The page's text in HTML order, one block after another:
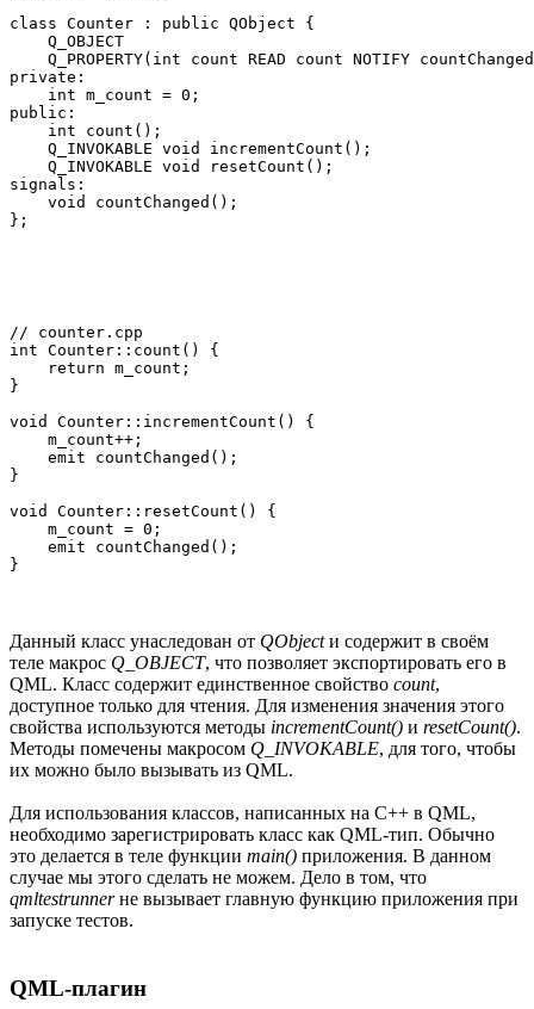
class Counter : public QObject {
    Q_OBJECT
Q_PROPERTY(int count READ count NOTIFY
private:
    int m_count = 0;
public:
    int count();
    Q_INVOKABLE void incrementCount();
    Q_INVOKABLE void resetCount();
signals:
    void countChanged();
// counter.cpp
int Counter::count() {
    return m_count;
}
void Counter::incrementCount() {
    m_count++;
    emit countChanged();
}
void Counter::resetCount() {
    m_count = 0;
    emit countChanged();
Данный класс унаследован от QObjectи содержит в своём
теле макрос Q_OBJECT, что позволяет экспортировать его в
QML. Класс содержит единственное свойство count,
доступное только для чтения. Для изменения значения этого
свойства используются методы incrementCount() и resetCount().
Методы помечены макросом Q_INVOKABLE, для того, чтобы
их можно было вызывать из QML.
Для использования классов, написанных на C++ в QML,
необходимо зарегистрировать класс как QML-тип. Обычно
это делается в теле функции main() приложения. В данном
случае мы этого сделать не можем. Дело в том, что
qmltestrunnerне вызывает главную функцию приложения при
запуске тестов.
QML-плагин